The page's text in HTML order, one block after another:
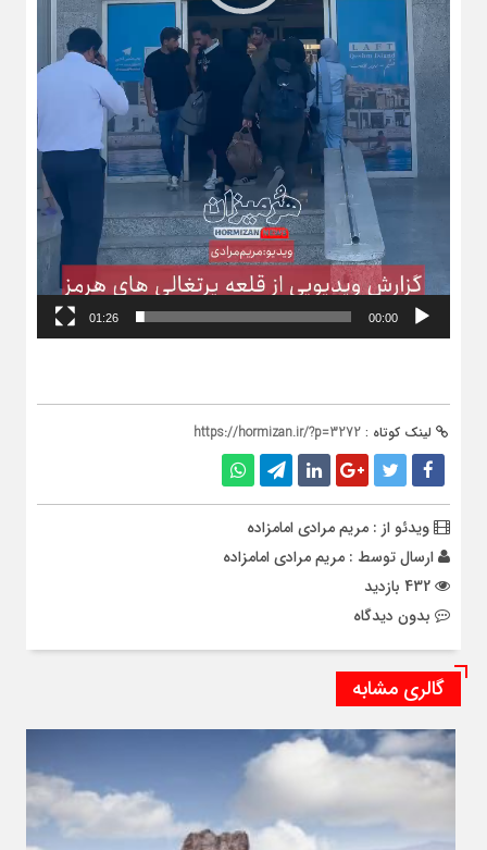
00:00
01:26
لینک کوتاه : https://hormizan.ir/?p=3272
ویدئو از : مریم مرادی امامزاده
ارسال توسط : مریم مرادی امامزاده
بدون دیدگاه
گالری مشابه